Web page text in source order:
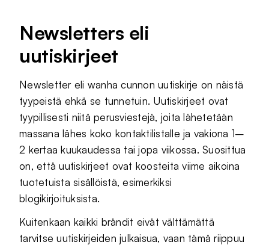
Newsletters eli
uutiskirjeet
Newsletter eli wanha cunnon uutiskirje on näistä
tyypeistä ehkä se tunnetuin. Uutiskirjeet ovat
tyypillisesti niitä perusviestejä, joita lähetetään
massana lähes koko kontaktilistalle ja vakiona 1–
2 kertaa kuukaudessa tai jopa viikossa. Suosittua
on, että uutiskirjeet ovat koosteita viime aikoina
tuotetuista sisällöistä, esimerkiksi
blogikirjoituksista.
Kuitenkaan kaikki brändit eivät välttämättä
tarvitse uutiskirjeiden julkaisua, vaan tämä riippuu